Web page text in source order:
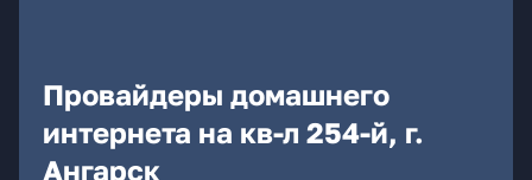
Провайдеры домашнего
интернета на кв-л 254-й, г.
Ангарск